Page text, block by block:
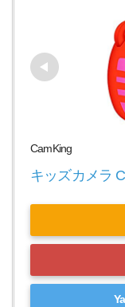
CamKing
キッズカメラ